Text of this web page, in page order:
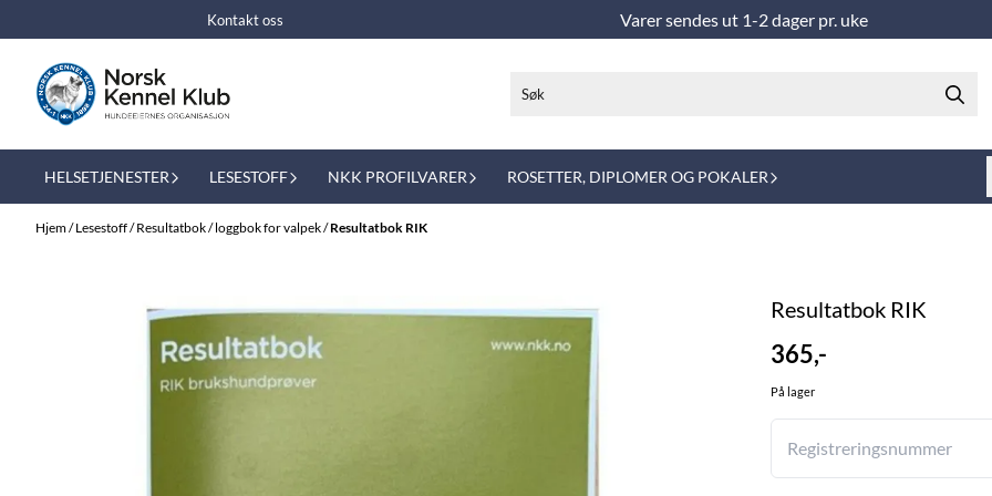
Kontakt oss Varer sendes ut 1-2 dager pr. uke
HELSETJENESTER LESESTOFF NKK PROFILVARER ROSETTER, DIPLOMER OG POKALER
Hjem/Lesestoff/Resultatbok / loggbok for valpek/Resultatbok RIK
Resultatbok RIK
365,-
På lager